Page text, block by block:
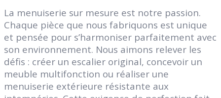
La menuiserie sur mesure est notre passion.
Chaque pièce que nous fabriquons est unique
et pensée pour s’harmoniser parfaitement avec
son environnement. Nous aimons relever les
défis : créer un escalier original, concevoir un
meuble multifonction ou réaliser une
menuiserie extérieure résistante aux